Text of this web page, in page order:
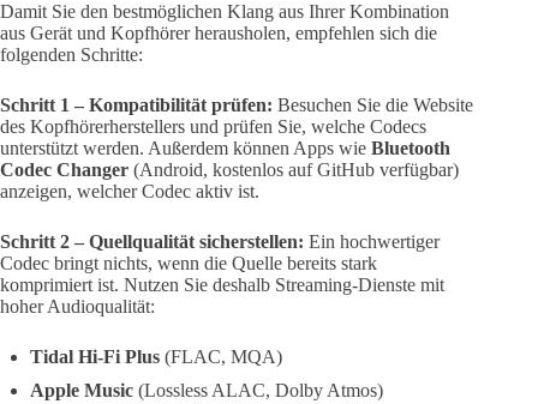
Damit Sie den bestmöglichen Klang aus Ihrer Kombination
aus Gerät und Kopfhörer herausholen, empfehlen sich die
folgenden Schritte:
Schritt 1 – Kompatibilität prüfen: Besuchen Sie die Website
des Kopfhörerherstellers und prüfen Sie, welche Codecs
unterstützt werden. Außerdem können Apps wie Bluetooth
Codec Changer (Android, kostenlos auf GitHub verfügbar)
anzeigen, welcher Codec aktiv ist.
Schritt 2 – Quellqualität sicherstellen: Ein hochwertiger
Codec bringt nichts, wenn die Quelle bereits stark
komprimiert ist. Nutzen Sie deshalb Streaming-Dienste mit
hoher Audioqualität:
Tidal Hi-Fi Plus (FLAC, MQA)
Apple Music (Lossless ALAC, Dolby Atmos)